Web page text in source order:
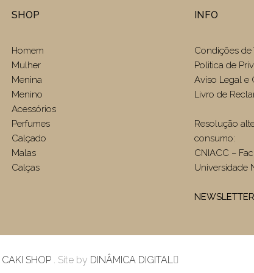
SHOP
Homem
Mulher
Menina
Menino
Acessórios
Perfumes
Calçado
Malas
Calças
INFO
Condições de
Politica de
Aviso Legal e
Livro de
Resolução
consumo:
CNIACC –
Universidade
NEWSLETTER
CAKI SHOP . Site by DINÂMICA DIGITAL